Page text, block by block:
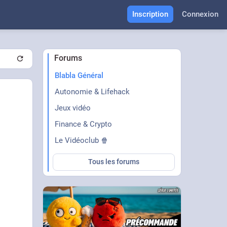
Inscription Connexion
Forums
Blabla Général
Autonomie & Lifehack
Jeux vidéo
Finance & Crypto
Le Vidéoclub 🍿
Tous les forums